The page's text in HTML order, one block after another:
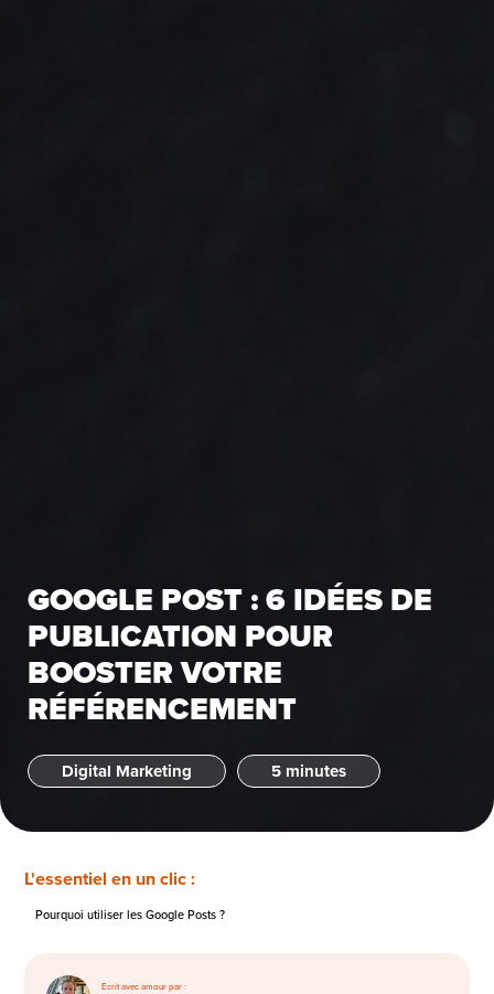
GOOGLE POST : 6 IDÉES DE
PUBLICATION POUR
BOOSTER VOTRE
RÉFÉRENCEMENT
Digital Marketing 5 minutes
L'essentiel en un clic :
Pourquoi utiliser les Google Posts ?
Ecrit avec amour par :